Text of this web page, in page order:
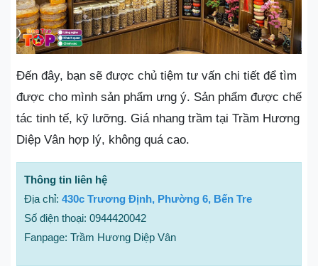
Đến đây, bạn sẽ được chủ tiệm tư vấn chi tiết để tìm
được cho mình sản phẩm ưng ý. Sản phẩm được chế
tác tinh tế, kỹ lưỡng. Giá nhang trầm tại Trầm Hương
Diệp Vân hợp lý, không quá cao.
Thông tin liên hệ
Địa chỉ: 430c Trương Định, Phường 6, Bến Tre
Số điện thoại: 0944420042
Fanpage: Trầm Hương Diệp Vân